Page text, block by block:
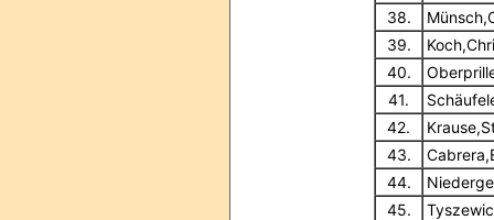
38.
39.
40.
41.
42.
43.
44.
45.